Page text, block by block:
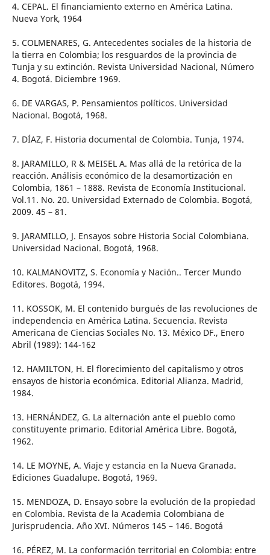
4. CEPAL. El financiamiento externo en América Latina.
Nueva York, 1964
5. COLMENARES, G. Antecedentes sociales de la historia de
la tierra en Colombia; los resguardos de la provincia de
Tunja y su extinción. Revista Universidad Nacional, Número
4. Bogotá. Diciembre 1969.
6. DE VARGAS, P. Pensamientos políticos. Universidad
Nacional. Bogotá, 1968.
7. DÍAZ, F. Historia documental de Colombia. Tunja, 1974.
8. JARAMILLO, R & MEISEL A. Mas allá de la retórica de la
reacción. Análisis económico de la desamortización en
Colombia, 1861 – 1888. Revista de Economía Institucional.
Vol.11. No. 20. Universidad Externado de Colombia. Bogotá,
2009. 45 – 81.
9. JARAMILLO, J. Ensayos sobre Historia Social Colombiana.
Universidad Nacional. Bogotá, 1968.
10. KALMANOVITZ, S. Economía y Nación.. Tercer Mundo
Editores. Bogotá, 1994.
11. KOSSOK, M. El contenido burgués de las revoluciones de
independencia en América Latina. Secuencia. Revista
Americana de Ciencias Sociales No. 13. México DF., Enero
Abril (1989): 144-162
12. HAMILTON, H. El florecimiento del capitalismo y otros
ensayos de historia económica. Editorial Alianza. Madrid,
1984.
13. HERNÁNDEZ, G. La alternación ante el pueblo como
constituyente primario. Editorial América Libre. Bogotá,
1962.
14. LE MOYNE, A. Viaje y estancia en la Nueva Granada.
Ediciones Guadalupe. Bogotá, 1969.
15. MENDOZA, D. Ensayo sobre la evolución de la propiedad
en Colombia. Revista de la Academia Colombiana de
Jurisprudencia. Año XVI. Números 145 – 146. Bogotá
16. PÉREZ, M. La conformación territorial en Colombia: entre